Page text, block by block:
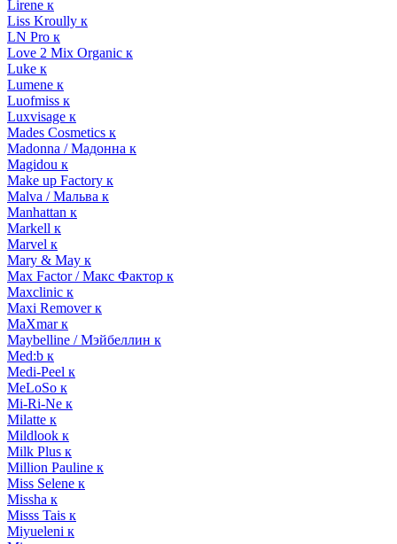
Lirene к
Liss Kroully к
LN Pro к
Love 2 Mix Organic к
Luke к
Lumene к
Luofmiss к
Luxvisage к
Mades Cosmetics к
Madonna / Мадонна к
Magidou к
Make up Factory к
Malva / Мальва к
Manhattan к
Markell к
Marvel к
Mary & May к
Max Factor / Макс Фактор к
Maxclinic к
Maxi Remover к
MaXmar к
Maybelline / Мэйбеллин к
Med:b к
Medi-Peel к
MeLoSo к
Mi-Ri-Ne к
Milatte к
Mildlook к
Milk Plus к
Million Pauline к
Miss Selene к
Missha к
Misss Tais к
Miyueleni к